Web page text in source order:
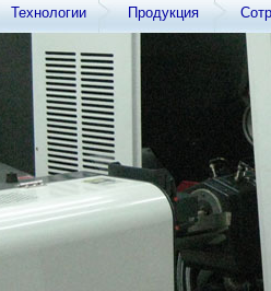
Технологии Продукция